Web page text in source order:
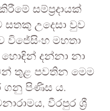
සම්ප්‍රදායක්
සතකු උදෙසා වුව
විජේසිංහ මහතා
දන්නා නා
තුළ පවතින මෙම
ගනු පිණිස ය.
වීරපුර ශ්‍රී